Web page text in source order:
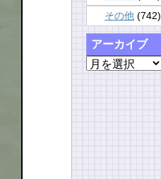
その他 (742)
アーカイブ
ア